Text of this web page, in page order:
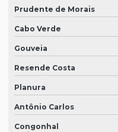
Prudente de Morais
Cabo Verde
Gouveia
Resende Costa
Planura
Antônio Carlos
Congonhal